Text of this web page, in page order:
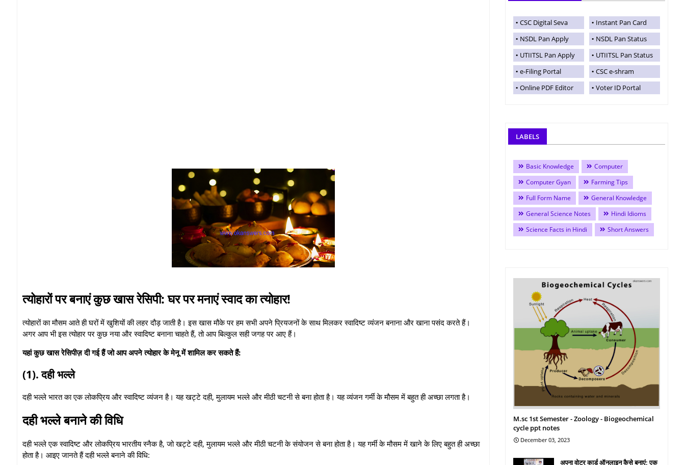
त्योहारों पर बनाएं कुछ खास रेसिपी: घर पर मनाएं स्वाद का त्योहार!
त्योहारों का मौसम आते ही घरों में खुशियों की लहर दौड़ जाती है। इस खास मौके पर हम सभी अपने प्रियजनों के साथ मिलकर स्वादिष्ट व्यंजन बनाना और खाना पसंद करते हैं।
अगर आप भी इस त्योहार पर कुछ नया और स्वादिष्ट बनाना चाहते हैं, तो आप बिल्कुल सही जगह पर आए हैं।
यहां कुछ खास रेसिपीज़ दी गई हैं जो आप अपने त्योहार के मेनू में शामिल कर सकते हैं:
(1).दही भल्ले
दही भल्ले भारत का एक लोकप्रिय और स्वादिष्ट व्यंजन है। यह खट्टे दही, मुलायम भल्ले और मीठी चटनी से बना होता है। यह व्यंजन गर्मी के मौसम में बहुत ही अच्छा लगता है।
दही भल्ले बनाने की विधि
दही भल्ले एक स्वादिष्ट और लोकप्रिय भारतीय स्नैक है, जो खट्टे दही, मुलायम भल्ले और मीठी चटनी के संयोजन से बना होता है। यह गर्मी के मौसम में खाने के लिए बहुत ही अच्छा
होता है। आइए जानते हैं दही भल्ले बनाने की विधि:
CSC Digital Seva
Instant Pan Card
NSDL Pan Apply
NSDL Pan Status
UTIITSL Pan Apply
UTIITSL Pan Status
e-Filing Portal
CSC e-shram
Online PDF Editor
Voter ID Portal
LABELS
Basic Knowledge
Computer
Computer Gyan
Farming Tips
Full Form Name
General Knowledge
General Science Notes
Hindi Idioms
Science Facts in Hindi
Short Answers
M.sc 1st Semester - Zoology - Biogeochemical
cycle ppt notes
December 03, 2023
अपना वोटर कार्ड ऑनलाइन कैसे बनाएं: एक